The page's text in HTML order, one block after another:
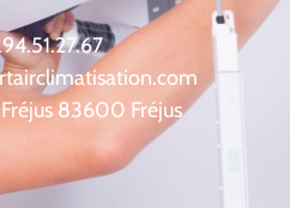
83600 Fréjus